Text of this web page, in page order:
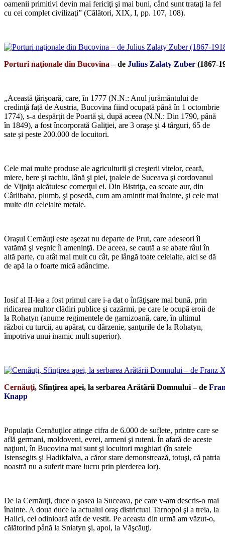
oamenii primitivi devin mai fericiţi şi mai buni, când sunt trataţi la fel
cu cei complet civilizaţi” (Călători, XIX, I, pp. 107, 108).
Porturi naţionale din Bucovina – de Julius Zalaty Zuber (1867-
„Această ţărişoară, care, în 1777 (N.N.: Anul jurământului de
credinţă faţă de Austria, Bucovina fiind ocupată până în 1 octombrie
1774), s-a despărţit de Poartă şi, după aceea (N.N.: Din 1790, până
în 1849), a fost încorporată Galiţiei, are 3 oraşe şi 4 târguri, 65 de
sate şi peste 200.000 de locuitori.
Cele mai multe produse ale agriculturii şi creşterii vitelor, ceară,
miere, bere şi rachiu, lână şi piei, ţoalele de Suceava şi cordovanul
de Vijniţa alcătuiesc comerţul ei. Din Bistriţa, ea scoate aur, din
Cârlibaba, plumb, şi posedă, cum am amintit mai înainte, şi cele mai
multe din celelalte metale.
Oraşul Cernăuţi este aşezat nu departe de Prut, care adeseori îl
vatămă şi veşnic îl ameninţă. De aceea, se caută a se abate râul în
altă parte, cu atât mai mult cu cât, pe lângă toate celelalte, aici se dă
de apă la o foarte mică adâncime.
Iosif al II-lea a fost primul care i-a dat o înfăţişare mai bună, prin
ridicarea multor clădiri publice şi cazărmi, pe care le ocupă eroii de
la Rohatyn (anume regimentele de garnizoană, care, în ultimul
război cu turcii, au apărat, cu dârzenie, şanţurile de la Rohatyn,
împotriva unui inamic mult superior).
Cernăuţi, Sfinţirea apei, la serbarea Arătării Domnului – de
Knapp
Populaţia Cernăuţilor atinge cifra de 6.000 de suflete, printre care se
află germani, moldoveni, evrei, armeni şi ruteni. În afară de aceste
naţiuni, în Bucovina mai sunt şi locuitori maghiari (în satele
Istensegits şi Hadikfalva, a căror stare demonstrează, totuşi, că patria
noastră nu a suferit mare lucru prin pierderea lor).
De la Cernăuţi, duce o şosea la Suceava, pe care v-am descris-o mai
înainte. A doua duce la actualul oraş districtual Tarnopol şi a treia, la
Halici, cel odinioară atât de vestit. Pe aceasta din urmă am văzut-o,
călătorind până la Sniatyn şi, apoi, la Văşcăuţi.